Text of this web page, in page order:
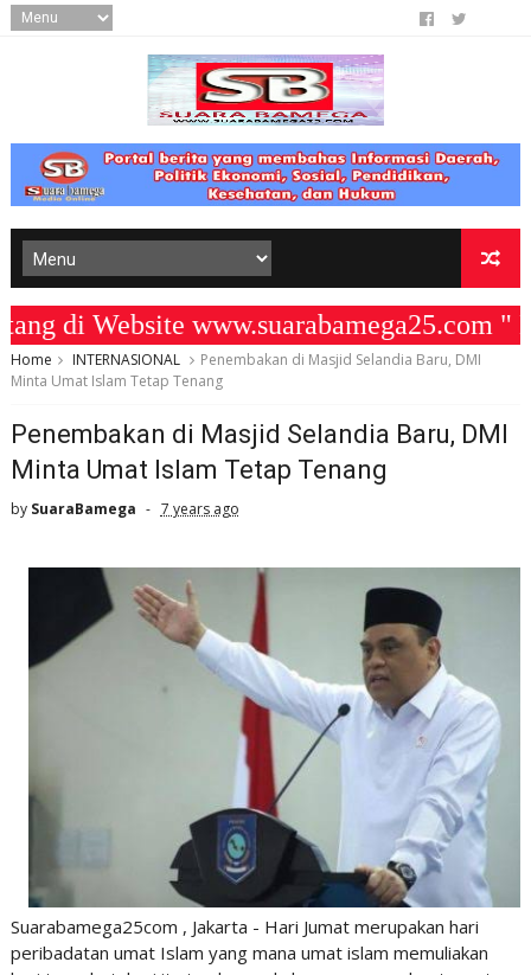
Website www.suarabamega25.com "
Home INTERNASIONAL
Penembakan di Masjid Selandia Baru, DMI
Minta Umat Islam Tetap Tenang
Penembakan di Masjid Selandia Baru, DMI
Minta Umat Islam Tetap Tenang
by SuaraBamega 7 years ago
Suarabamega25com , Jakarta - Hari Jumat merupakan hari
peribadatan umat Islam yang mana umat islam memuliakan